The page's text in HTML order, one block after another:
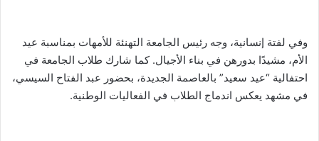
وفي لفتة إنسانية، وجه رئيس الجامعة التهنئة للأمهات بمناسبة عيد
الأم، مشيدًا بدورهن في بناء الأجيال. كما شارك طلاب الجامعة في
احتفالية “عيد سعيد” بالعاصمة الجديدة، بحضور عبد الفتاح السيسي،
في مشهد يعكس اندماج الطلاب في الفعاليات الوطنية.